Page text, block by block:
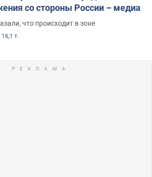
со стороны России – медиа
что происходит в зоне
16,1 т.